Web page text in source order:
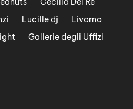
Lucille dj
Livorno
Gallerie degli Uffizi